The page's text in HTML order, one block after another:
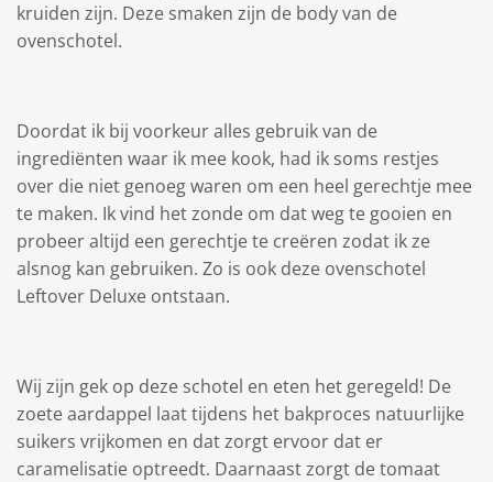
kruiden zijn. Deze smaken zijn de body van de
ovenschotel.
Doordat ik bij voorkeur alles gebruik van de
ingrediënten waar ik mee kook, had ik soms restjes
over die niet genoeg waren om een heel gerechtje mee
te maken. Ik vind het zonde om dat weg te gooien en
probeer altijd een gerechtje te creëren zodat ik ze
alsnog kan gebruiken. Zo is ook deze ovenschotel
Leftover Deluxe ontstaan.
Wij zijn gek op deze schotel en eten het geregeld! De
zoete aardappel laat tijdens het bakproces natuurlijke
suikers vrijkomen en dat zorgt ervoor dat er
caramelisatie optreedt. Daarnaast zorgt de tomaat